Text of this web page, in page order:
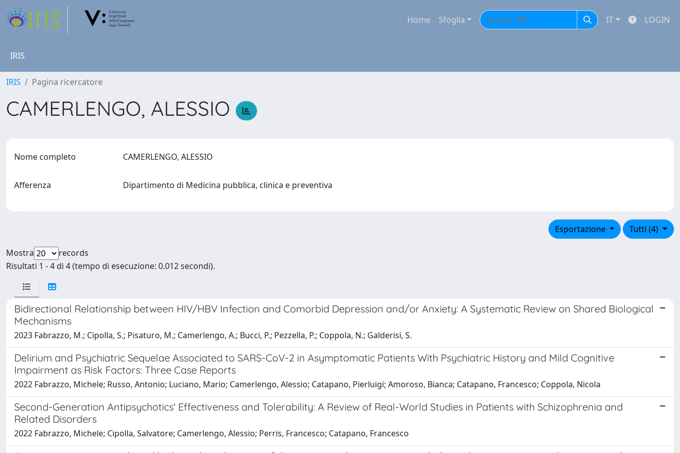
Home Sfoglia IT LOGIN
IRIS
IRIS Pagina ricercatore
CAMERLENGO, ALESSIO
Nome completo CAMERLENGO, ALESSIO
Afferenza Dipartimento di Medicina pubblica, clinica e preventiva
Tutti (4)
Esportazione
Mostra
records
Risultati 1 - 4 di 4 (tempo di esecuzione: 0.012 secondi).
Bidirectional Relationship between HIV/HBV Infection and Comorbid Depression and/or Anxiety: A Systematic Review on Shared Biological
Mechanisms
2023 Fabrazzo, M.; Cipolla, S.; Pisaturo, M.; Camerlengo, A.; Bucci, P.; Pezzella, P.; Coppola, N.; Galderisi, S.
Delirium and Psychiatric Sequelae Associated to SARS-CoV-2 in Asymptomatic Patients With Psychiatric History and Mild Cognitive
Impairment as Risk Factors: Three Case Reports
2022 Fabrazzo, Michele; Russo, Antonio; Luciano, Mario; Camerlengo, Alessio; Catapano, Pierluigi; Amoroso, Bianca; Catapano, Francesco; Coppola, Nicola
Second-Generation Antipsychotics' Effectiveness and Tolerability: A Review of Real-World Studies in Patients with Schizophrenia and
Related Disorders
2022 Fabrazzo, Michele; Cipolla, Salvatore; Camerlengo, Alessio; Perris, Francesco; Catapano, Francesco